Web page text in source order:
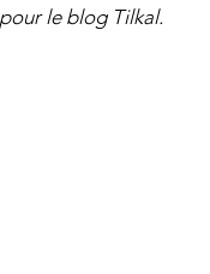
le blog Tilkal.